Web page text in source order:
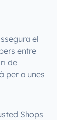
el
entre
de
per a unes
Shops